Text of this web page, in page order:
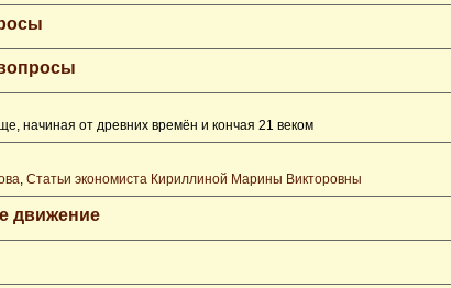
начиная от древних времён и кончая 21 веком
, Статьи экономиста Кириллиной Марины Викторовны
движение